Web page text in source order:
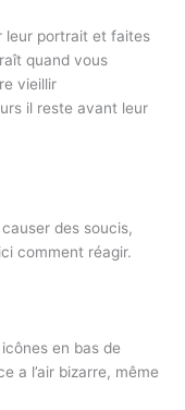
leur portrait et faites
quand vous
vieillir
il reste avant leur
des soucis,
comment réagir.
en bas de
a l’air bizarre, même